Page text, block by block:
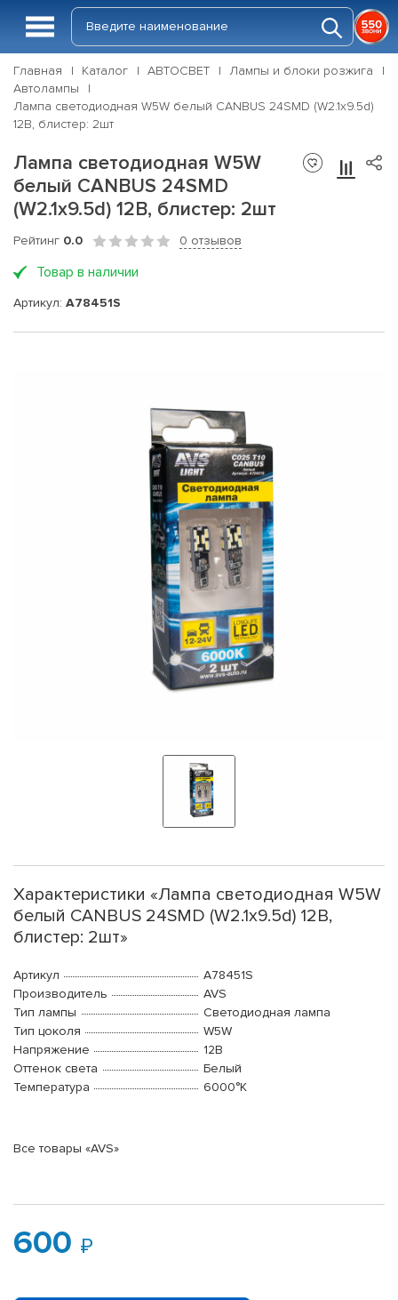
Главная Каталог АВТОСВЕТ
Лампы и блоки розжига
Автолампы
Лампа светодиодная W5W белый CANBUS 24SMD (W2.1x9.5d)
12В, блистер: 2шт
Лампа светодиодная W5W
белый CANBUS 24SMD
(W2.1x9.5d) 12В, блистер: 2шт
Рейтинг 0.0 0 отзывов
Товар в наличии
Артикул: A78451S
Характеристики «Лампа светодиодная W5W
белый CANBUS 24SMD (W2.1x9.5d) 12В,
блистер: 2шт»
Артикул
A78451S
Производитель
AVS
Тип лампы
Светодиодная лампа
Тип цоколя
W5W
Напряжение
12В
Оттенок света
Белый
Температура
6000°K
Все товары «AVS»
600